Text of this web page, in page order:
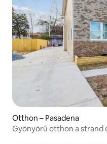
Otthon – Pasadena
Gyönyörű otthon a strand